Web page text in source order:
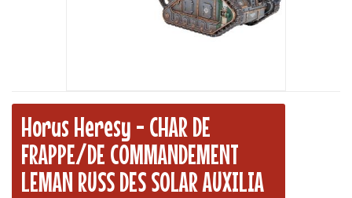
Horus Heresy - CHAR DE
FRAPPE/DE COMMANDEMENT
LEMAN RUSS DES SOLAR AUXILIA